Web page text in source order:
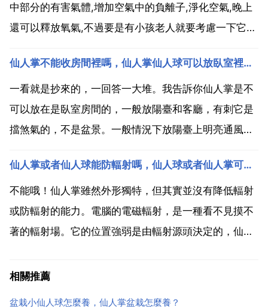
中部分的有害氣體,增加空氣中的負離子,淨化空氣,晚上
還可以釋放氧氣,不過要是有小孩老人就要考慮一下它們
離電腦電磁波輻射，除了電腦螢幕保護器 防輻射服外，
一盆小小的仙人掌也能夠減少電磁輻射可能帶來的...
仙人掌不能收房間裡嗎，仙人掌仙人球可以放臥室裡嗎？
一看就是抄來的，一回答一大堆。我告訴你仙人掌是不
可以放在是臥室房間的，一般放陽臺和客廳，有刺它是
擋煞氣的，不是盆景。一般情況下放陽臺上明亮通風處
仙人掌怕澇 仙人掌可以放在房間裡 仙人掌仙人球可以
放臥室裡嗎？仙人掌仙人球可以放到臥房裡的,因為它們
可以吸收...
仙人掌或者仙人球能防輻射嗎，仙人球或者仙人掌可以防輻射嗎
不能哦！仙人掌雖然外形獨特，但其實並沒有降低輻射
或防輻射的能力。電腦的電磁輻射，是一種看不見摸不
著的輻射場。它的位置強弱是由輻射源頭決定的，仙人
是想用bai植物來保護你在du使用電腦時不受輻射，那
相關推薦
盆栽小仙人球怎麼養，仙人掌盆栽怎麼養？